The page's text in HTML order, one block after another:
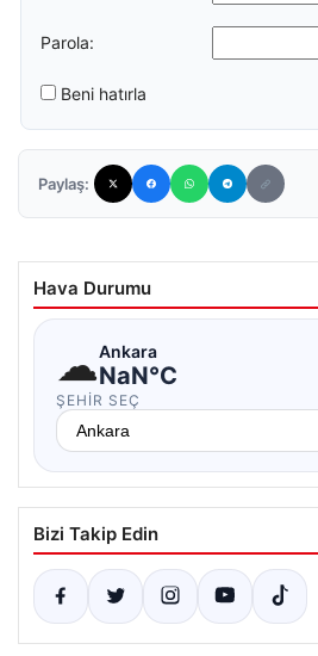
Parola:
Beni hatırla
Paylaş:
Hava Durumu
☁Ankara
NaN°C
ŞEHIR SEÇ
Bizi Takip Edin